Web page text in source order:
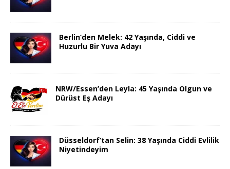
Berlin’den Melek: 42 Yaşında, Ciddi ve
Huzurlu Bir Yuva Adayı
NRW/Essen’den Leyla: 45 Yaşında Olgun ve
Dürüst Eş Adayı
Düsseldorf’tan Selin: 38 Yaşında Ciddi Evlilik
Niyetindeyim